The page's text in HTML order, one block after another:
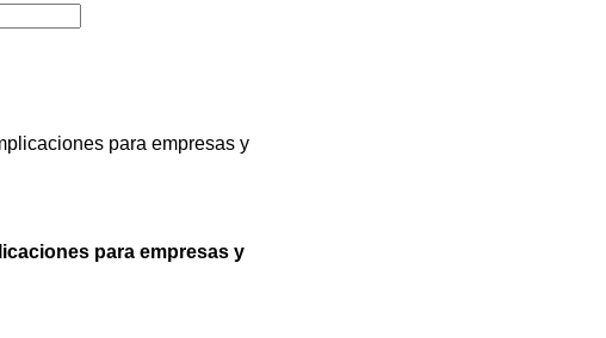
para empresas y
para empresas y